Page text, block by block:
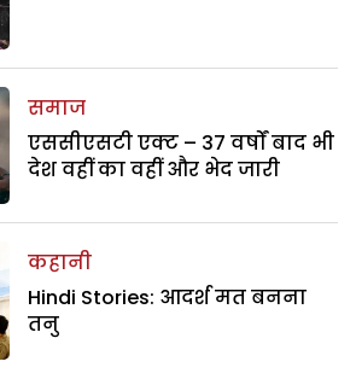
समाज
एससीएसटी एक्ट – 37 वर्षों बाद भी
देश वहीं का वहीं और भेद जारी
कहानी
Hindi Stories: आदर्श मत बनना
तनु